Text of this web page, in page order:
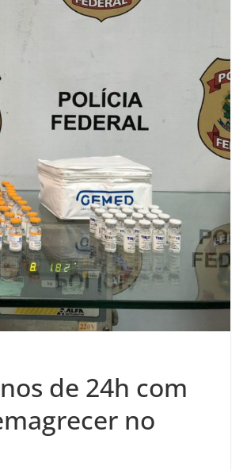
de 24h com
no